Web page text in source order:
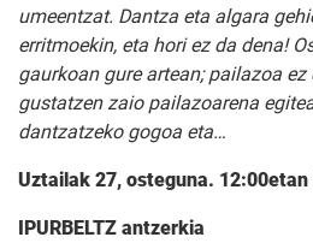
umeentzat. Dantza eta algara
erritmoekin, eta hori ez da dena!
gaurkoan gure artean; pailazoa ez
gustatzen zaio pailazoarena
dantzatzeko gogoa eta…
Uztailak 27, osteguna. 12:00etan
IPURBELTZ antzerkia